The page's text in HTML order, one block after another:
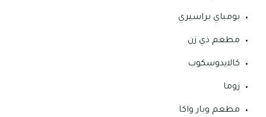
بومباي براسيري
مطعم ذي زن
كالايدوسكوب
زوما
مطعم وبار واكا